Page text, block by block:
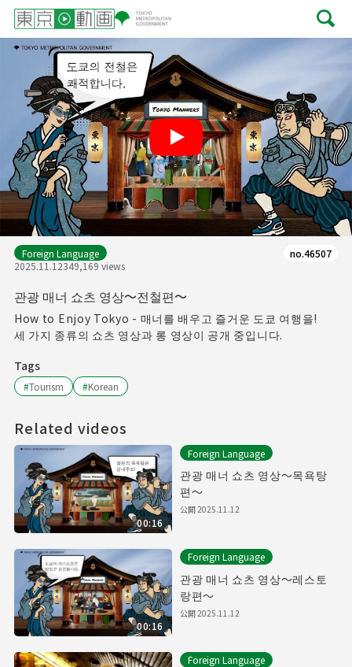
Play
Foreign Language
2025.11.12349,169 views
no.46507
관광 매너 쇼츠 영상～전철편～
How to Enjoy Tokyo - 매너를 배우고 즐거운 도쿄 여행을!
세 가지 종류의 쇼츠 영상과 롱 영상이 공개 중입니다.
Tags
#Tourism #Korean
Related videos
00:16
Foreign Language
관광 매너 쇼츠 영상～목욕탕
편～
公開2025.11.12
00:16
Foreign Language
관광 매너 쇼츠 영상～레스토
랑편～
公開2025.11.12
Foreign Language